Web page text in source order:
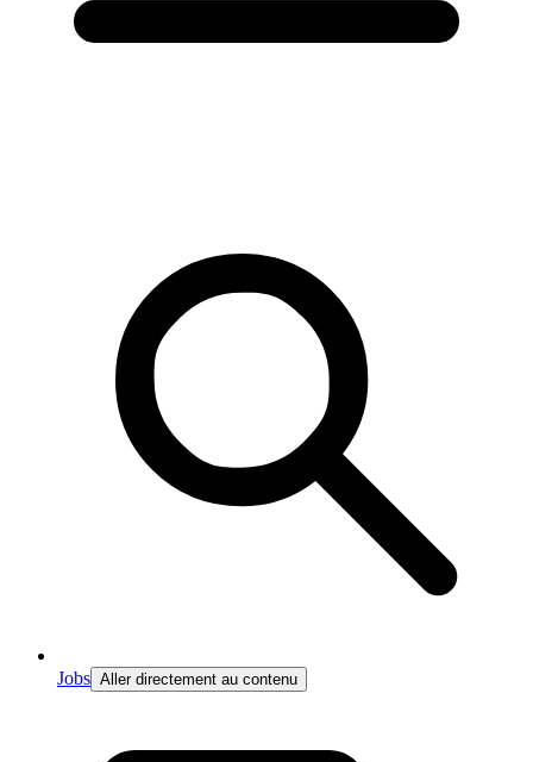
Jobs Aller directement au contenu